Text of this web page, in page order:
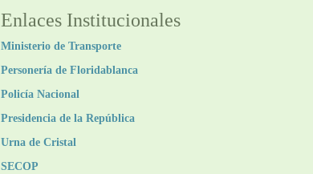
Enlaces Institucionales
Ministerio de Transporte
Personería de Floridablanca
Policía Nacional
Presidencia de la República
Urna de Cristal
SECOP